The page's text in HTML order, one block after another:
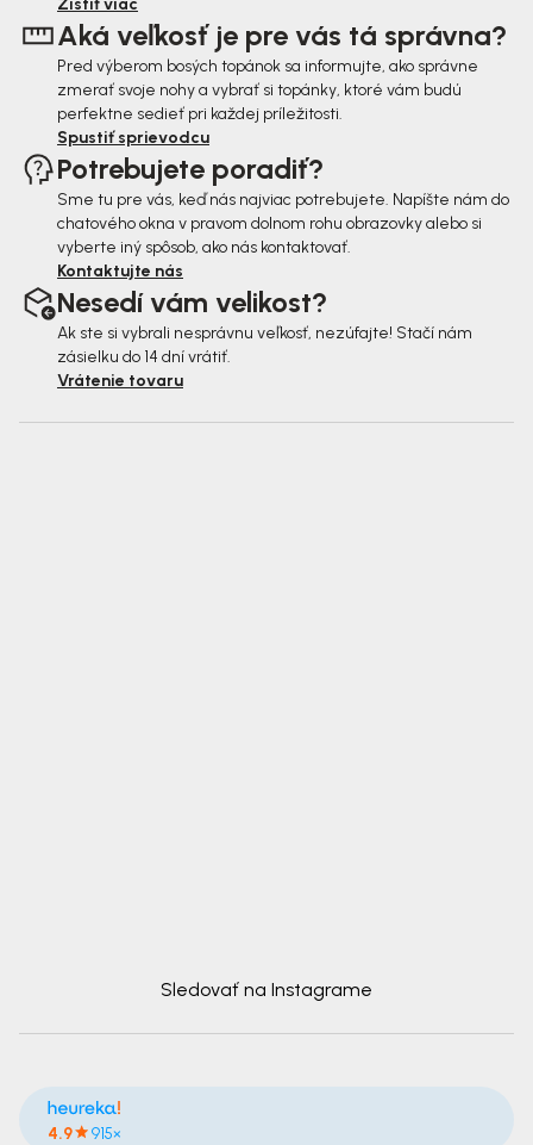
Zistiť viac
Aká veľkosť je pre vás tá správna?
Pred výberom bosých topánok sa informujte, ako správne
zmerať svoje nohy a vybrať si topánky, ktoré vám budú
perfektne sedieť pri každej príležitosti.
Spustiť sprievodcu
Potrebujete poradiť?
Sme tu pre vás, keď nás najviac potrebujete. Napíšte nám do
chatového okna v pravom dolnom rohu obrazovky alebo si
vyberte iný spôsob, ako nás kontaktovať.
Kontaktujte nás
Nesedí vám velikost?
Ak ste si vybrali nesprávnu veľkosť, nezúfajte! Stačí nám
zásielku do 14 dní vrátiť.
Vrátenie tovaru
Sledovať na Instagrame
4.9 915×